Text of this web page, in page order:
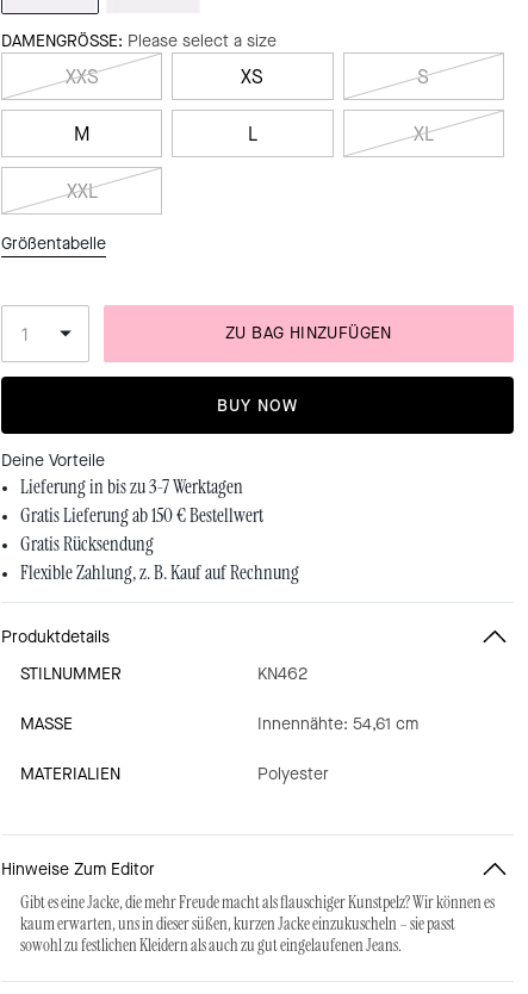
DAMENGRÖSSE: Please select a size
XXS XS S
M L XL
XXL
Größentabelle
ZU BAG HINZUFÜGEN
BUY NOW
Deine Vorteile
Lieferung in bis zu 3-7 Werktagen
Gratis Lieferung ab 150 € Bestellwert
Gratis Rücksendung
Flexible Zahlung, z. B. Kauf auf Rechnung
Produktdetails
STILNUMMER
KN462
MASSE Innennähte: 54,61 cm
MATERIALIEN Polyester
Hinweise Zum Editor
Gibt es eine Jacke, die mehr Freude macht als flauschiger Kunstpelz? Wir können es
kaum erwarten, uns in dieser süßen, kurzen Jacke einzukuscheln – sie passt
sowohl zu festlichen Kleidern als auch zu gut eingelaufenen Jeans.